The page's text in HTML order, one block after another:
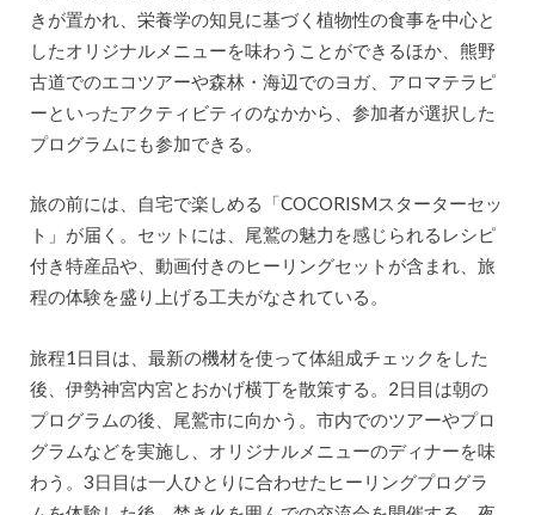
きが置かれ、栄養学の知見に基づく植物性の食事を中心と
したオリジナルメニューを味わうことができるほか、熊野
古道でのエコツアーや森林・海辺でのヨガ、アロマテラピ
ーといったアクティビティのなかから、参加者が選択した
プログラムにも参加できる。
旅の前には、自宅で楽しめる「COCORISMスターターセッ
ト」が届く。セットには、尾鷲の魅力を感じられるレシピ
付き特産品や、動画付きのヒーリングセットが含まれ、旅
程の体験を盛り上げる工夫がなされている。
旅程1日目は、最新の機材を使って体組成チェックをした
後、伊勢神宮内宮とおかげ横丁を散策する。2日目は朝の
プログラムの後、尾鷲市に向かう。市内でのツアーやプロ
グラムなどを実施し、オリジナルメニューのディナーを味
わう。3日目は一人ひとりに合わせたヒーリングプログラ